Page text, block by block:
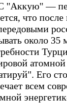
"Аккую" —
что после
около 35
Его
всем